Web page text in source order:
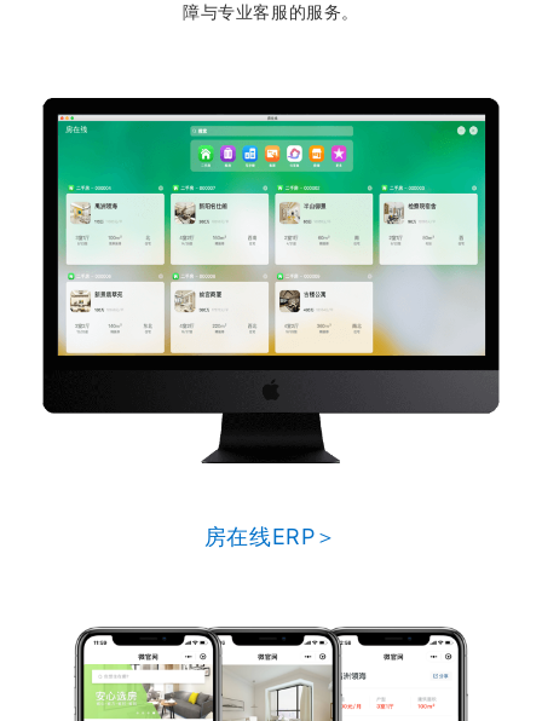
障与专业客服的服务。
房在线ERP＞